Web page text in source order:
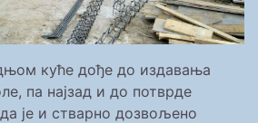
куће дође до издавања
па најзад и до потврде
је и стварно дозвољено